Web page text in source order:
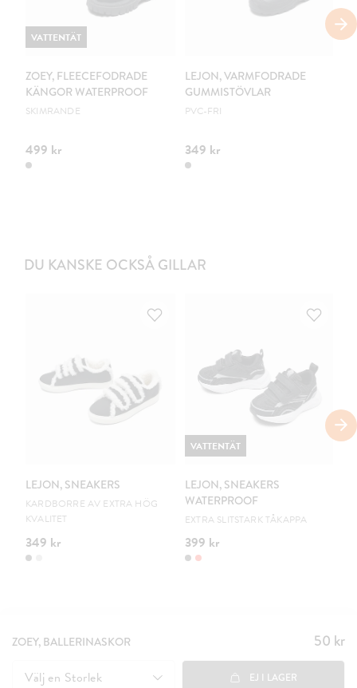
ZOEY, FLEECEFODRADE
KÄNGOR WATERPROOF
SKIMRANDE
499 kr
VATTENTÄT
LEJON, VARMFODRADE
GUMMISTÖVLAR
PVC-FRI
349 kr
DU KANSKE OCKSÅ GILLAR
LEJON, SNEAKERS
KARDBORRE AV EXTRA HÖG
KVALITET
349 kr
LEJON, SNEAKERS
WATERPROOF
EXTRA SLITSTARK TÅKAPPA
399 kr
VATTENTÄT
ZOEY, BALLERINASKOR Pris:
50 kr
50 kr
Välj en Storlek EJ I LAGER